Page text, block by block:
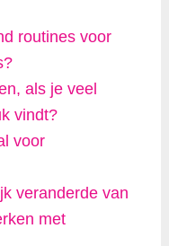
routines voor
als je veel
vindt?
voor
veranderde van
met